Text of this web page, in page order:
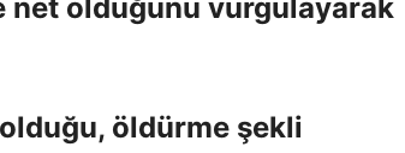
net olduğunu vurgulayarak
öldürme şekli